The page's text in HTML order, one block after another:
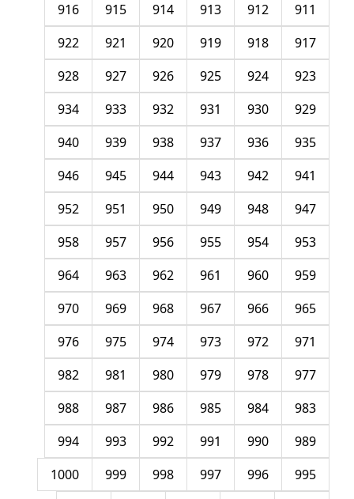
911
912
913
914
915
916
917
918
919
920
921
922
923
924
925
926
927
928
929
930
931
932
933
934
935
936
937
938
939
940
941
942
943
944
945
946
947
948
949
950
951
952
953
954
955
956
957
958
959
960
961
962
963
964
965
966
967
968
969
970
971
972
973
974
975
976
977
978
979
980
981
982
983
984
985
986
987
988
989
990
991
992
993
994
995
996
997
998
999
1000